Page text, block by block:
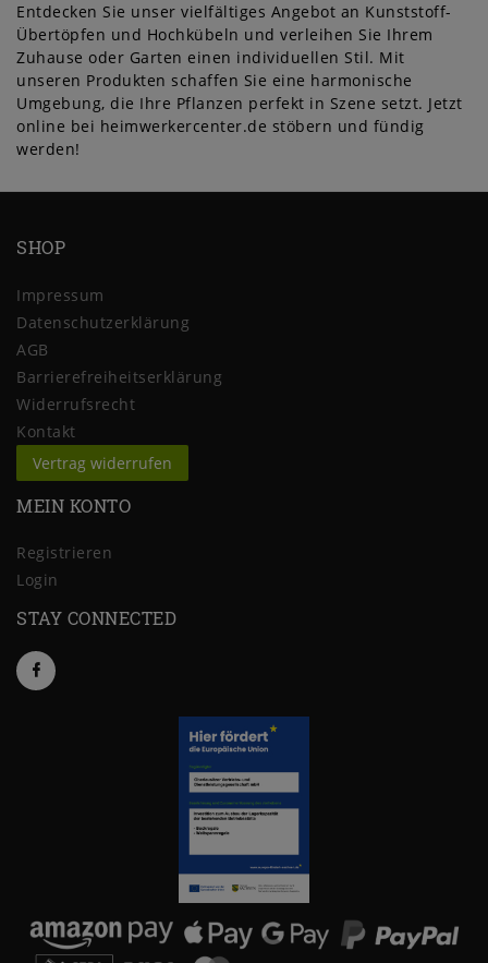
Entdecken Sie unser vielfältiges Angebot an Kunststoff-
Übertöpfen und Hochkübeln und verleihen Sie Ihrem
Zuhause oder Garten einen individuellen Stil. Mit
unseren Produkten schaffen Sie eine harmonische
Umgebung, die Ihre Pflanzen perfekt in Szene setzt. Jetzt
online bei heimwerkercenter.de stöbern und fündig
werden!
SHOP
Impressum
Daten­schutz­erklärung
AGB
Barrierefreiheitserklärung
Widerrufs­recht
Kontakt
Vertrag widerrufen
MEIN KONTO
Registrieren
Login
STAY CONNECTED